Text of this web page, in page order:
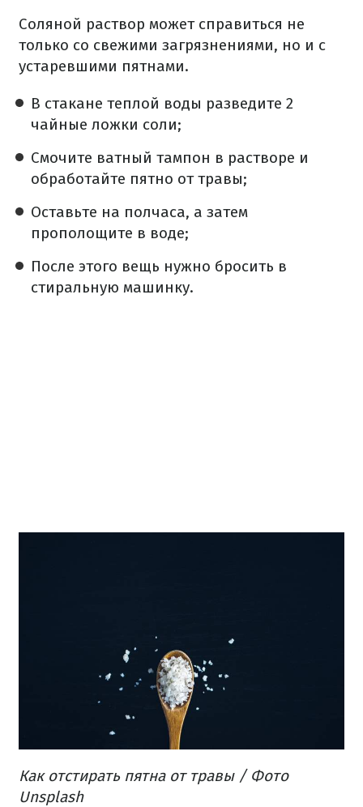
Соляной раствор может справиться не
только со свежими загрязнениями, но и с
устаревшими пятнами.
В стакане теплой воды разведите 2
чайные ложки соли;
Смочите ватный тампон в растворе и
обработайте пятно от травы;
Оставьте на полчаса, а затем
прополощите в воде;
После этого вещь нужно бросить в
стиральную машинку.
Как отстирать пятна от травы / Фото
Unsplash